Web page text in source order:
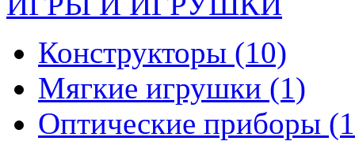
Конструкторы (10)
Мягкие игрушки (1)
Оптические приборы